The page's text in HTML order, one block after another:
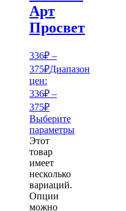
Арт
Просвет
336₽ –
375₽Диапазон
цен:
336₽ –
375₽
Выберите
параметры
Этот
товар
имеет
несколько
вариаций.
Опции
можно